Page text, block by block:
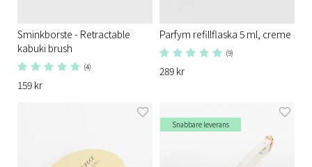
Sminkborste - Retractable
kabuki brush
(4)
159 kr
Parfym refillflaska 5 ml, creme
(9)
289 kr
Snabbare leverans